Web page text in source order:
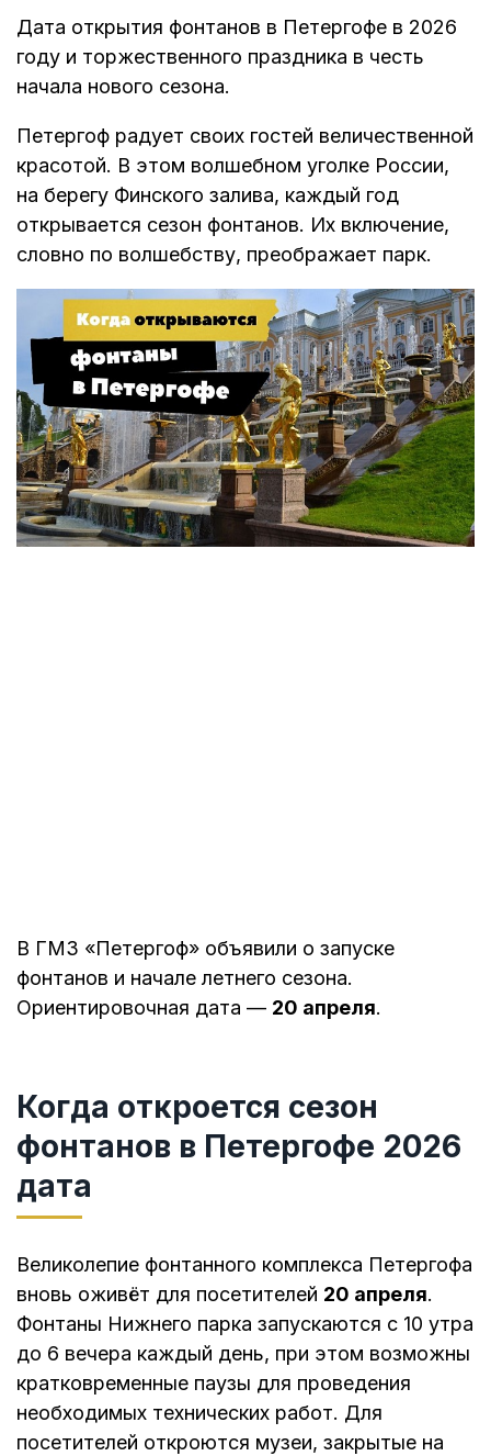
Дата открытия фонтанов в Петергофе в 2026
году и торжественного праздника в честь
начала нового сезона.
Петергоф радует своих гостей величественной
красотой. В этом волшебном уголке России,
на берегу Финского залива, каждый год
открывается сезон фонтанов. Их включение,
словно по волшебству, преображает парк.
В ГМЗ «Петергоф» объявили о запуске
фонтанов и начале летнего сезона.
Ориентировочная дата — 20 апреля.
Когда откроется сезон
фонтанов в Петергофе 2026
дата
Великолепие фонтанного комплекса Петергофа
вновь оживёт для посетителей 20 апреля.
Фонтаны Нижнего парка запускаются с 10 утра
до 6 вечера каждый день, при этом возможны
кратковременные паузы для проведения
необходимых технических работ. Для
посетителей откроются музеи, закрытые на